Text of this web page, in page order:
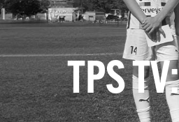
TPS